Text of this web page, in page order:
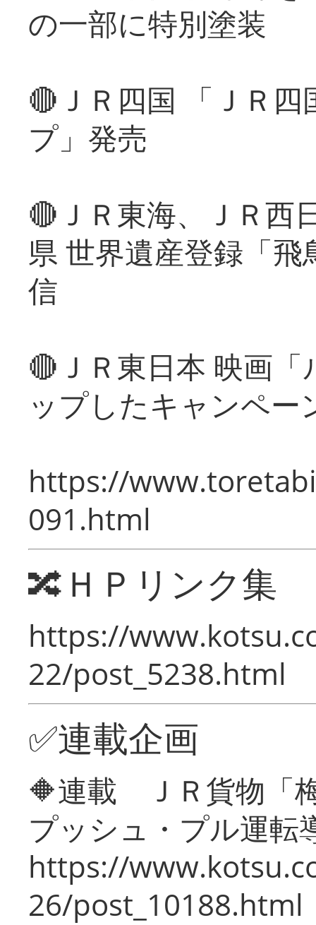
の一部に特別塗装
🔴ＪＲ四国 「ＪＲ
プ」発売
🔴ＪＲ東海、ＪＲ西
県 世界遺産登録「
信
🔴ＪＲ東日本 映画
ップしたキャンペー
https://
091.html
🔀ＨＰリンク集
https://
22/post_5238.html
✅連載企画
🔶連載 ＪＲ貨物「
プッシュ・プル運転
https://
26/post_10188.html